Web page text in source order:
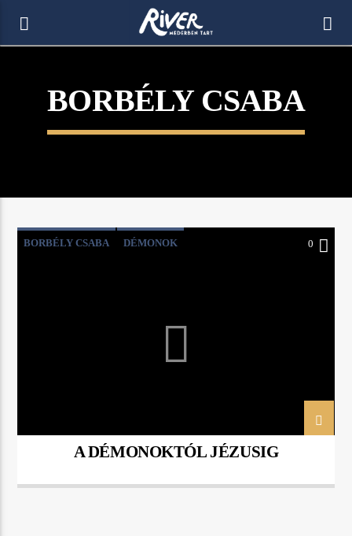
BORBÉLY CSABA
BORBÉLY CSABA DÉMONOK 0
A DÉMONOKTÓL JÉZUSIG